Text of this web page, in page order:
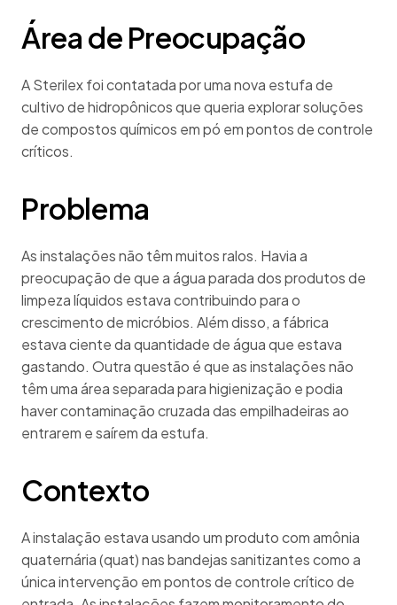
Área de Preocupação
A Sterilex foi contatada por uma nova estufa de
cultivo de hidropônicos que queria explorar soluções
de compostos químicos em pó em pontos de controle
críticos.
Problema
As instalações não têm muitos ralos. Havia a
preocupação de que a água parada dos produtos de
limpeza líquidos estava contribuindo para o
crescimento de micróbios. Além disso, a fábrica
estava ciente da quantidade de água que estava
gastando. Outra questão é que as instalações não
têm uma área separada para higienização e podia
haver contaminação cruzada das empilhadeiras ao
entrarem e saírem da estufa.
Contexto
A instalação estava usando um produto com amônia
quaternária (quat) nas bandejas sanitizantes como a
única intervenção em pontos de controle crítico de